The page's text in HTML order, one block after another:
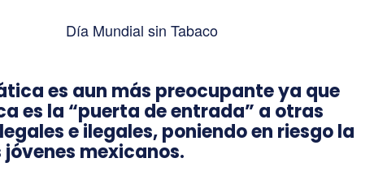
es aun más preocupante ya que
es la “puerta de entrada” a otras
e ilegales, poniendo en riesgo la
jóvenes mexicanos.